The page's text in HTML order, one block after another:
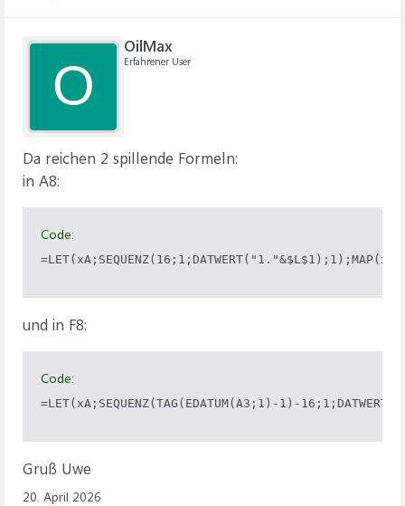
O
OilMax
Erfahrener User
Da reichen 2 spillende Formeln:
in A8:
Code:
und in F8:
Code:
=LET(xA;SEQUENZ(TAG(EDATUM(A3;1)-1)-
Gruß Uwe
20. April 2026